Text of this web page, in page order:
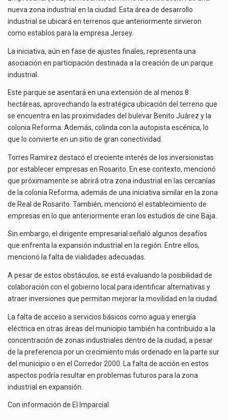
ROSARITO,
nueva zona industrial en la ciudad. Esta área de desarrollo
industrial se ubicará en terrenos que anteriormente sirvieron
como establos para la empresa Jersey.
La iniciativa, aún en fase de ajustes finales, representa una
asociación en participación destinada a la creación de un parque
industrial.
Este parque se asentará en una extensión de al menos 8
hectáreas, aprovechando la estratégica ubicación del terreno que
se encuentra en las proximidades del bulevar Benito Juárez y la
colonia Reforma. Además, colinda con la autopista escénica, lo
que lo convierte en un sitio de gran conectividad.
Torres Ramírez destacó el creciente interés de los inversionistas
por establecer empresas en Rosarito. En ese contexto, mencionó
que próximamente se abrirá otra zona industrial en las cercanías
de la colonia Reforma, además de una iniciativa similar en la zona
de Real de Rosarito. También, mencionó el establecimiento de
empresas en lo que anteriormente eran los estudios de cine Baja.
Sin embargo, el dirigente empresarial señaló algunos desafíos
que enfrenta la expansión industrial en la región. Entre ellos,
mencionó la falta de vialidades adecuadas.
A pesar de estos obstáculos, se está evaluando la posibilidad de
colaboración con el gobierno local para identificar alternativas y
atraer inversiones que permitan mejorar la movilidad en la ciudad.
La falta de acceso a servicios básicos como agua y energía
eléctrica en otras áreas del municipio también ha contribuido a la
concentración de zonas industriales dentro de la ciudad, a pesar
de la preferencia por un crecimiento más ordenado en la parte sur
del municipio o en el Corredor 2000. La falta de acción en estos
aspectos podría resultar en problemas futuros para la zona
industrial en expansión.
Con información de El Imparcial